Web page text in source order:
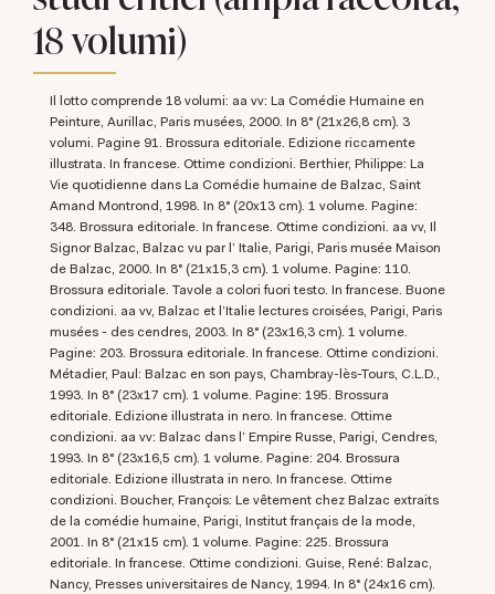
18 volumi)
Il lotto comprende 18 volumi: aa vv: La Comédie Humaine en
Peinture, Aurillac, Paris musées, 2000. In 8° (21x26,8 cm). 3
volumi. Pagine 91. Brossura editoriale. Edizione riccamente
illustrata. In francese. Ottime condizioni. Berthier, Philippe: La
Vie quotidienne dans La Comédie humaine de Balzac, Saint
Amand Montrond, 1998. In 8° (20x13 cm). 1 volume. Pagine:
348. Brossura editoriale. In francese. Ottime condizioni. aa vv, Il
Signor Balzac, Balzac vu par l’ Italie, Parigi, Paris musée Maison
de Balzac, 2000. In 8° (21x15,3 cm). 1 volume. Pagine: 110.
Brossura editoriale. Tavole a colori fuori testo. In francese. Buone
condizioni. aa vv, Balzac et l’Italie lectures croisées, Parigi, Paris
musées - des cendres, 2003. In 8° (23x16,3 cm). 1 volume.
Pagine: 203. Brossura editoriale. In francese. Ottime condizioni.
Métadier, Paul: Balzac en son pays, Chambray-lès-Tours, C.L.D.,
1993. In 8° (23x17 cm). 1 volume. Pagine: 195. Brossura
editoriale. Edizione illustrata in nero. In francese. Ottime
condizioni. aa vv: Balzac dans l’ Empire Russe, Parigi, Cendres,
1993. In 8° (23x16,5 cm). 1 volume. Pagine: 204. Brossura
editoriale. Edizione illustrata in nero. In francese. Ottime
condizioni. Boucher, François: Le vêtement chez Balzac extraits
de la comédie humaine, Parigi, Institut français de la mode,
2001. In 8° (21x15 cm). 1 volume. Pagine: 225. Brossura
editoriale. In francese. Ottime condizioni. Guise, René: Balzac,
Nancy, Presses universitaires de Nancy, 1994. In 8° (24x16 cm).